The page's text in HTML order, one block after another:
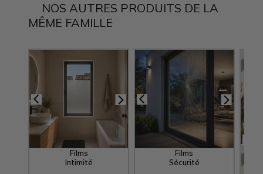
NOS AUTRES PRODUITS DE LA
MÊME FAMILLE
Films
Intimité
Films
Sécurité